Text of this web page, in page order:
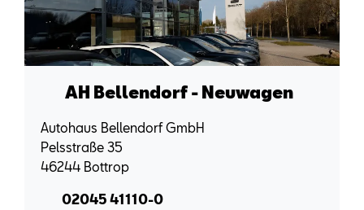
AH Bellendorf - Neuwagen
Autohaus Bellendorf GmbH
Pelsstraße 35
46244 Bottrop
02045 41110-0